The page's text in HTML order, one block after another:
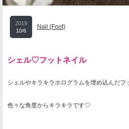
2019
10/6
Nail (Foot)
シェル♡フットネイル
シェルやキラキラホログラムを埋め込んだフ
色々な角度からキラキラです♡